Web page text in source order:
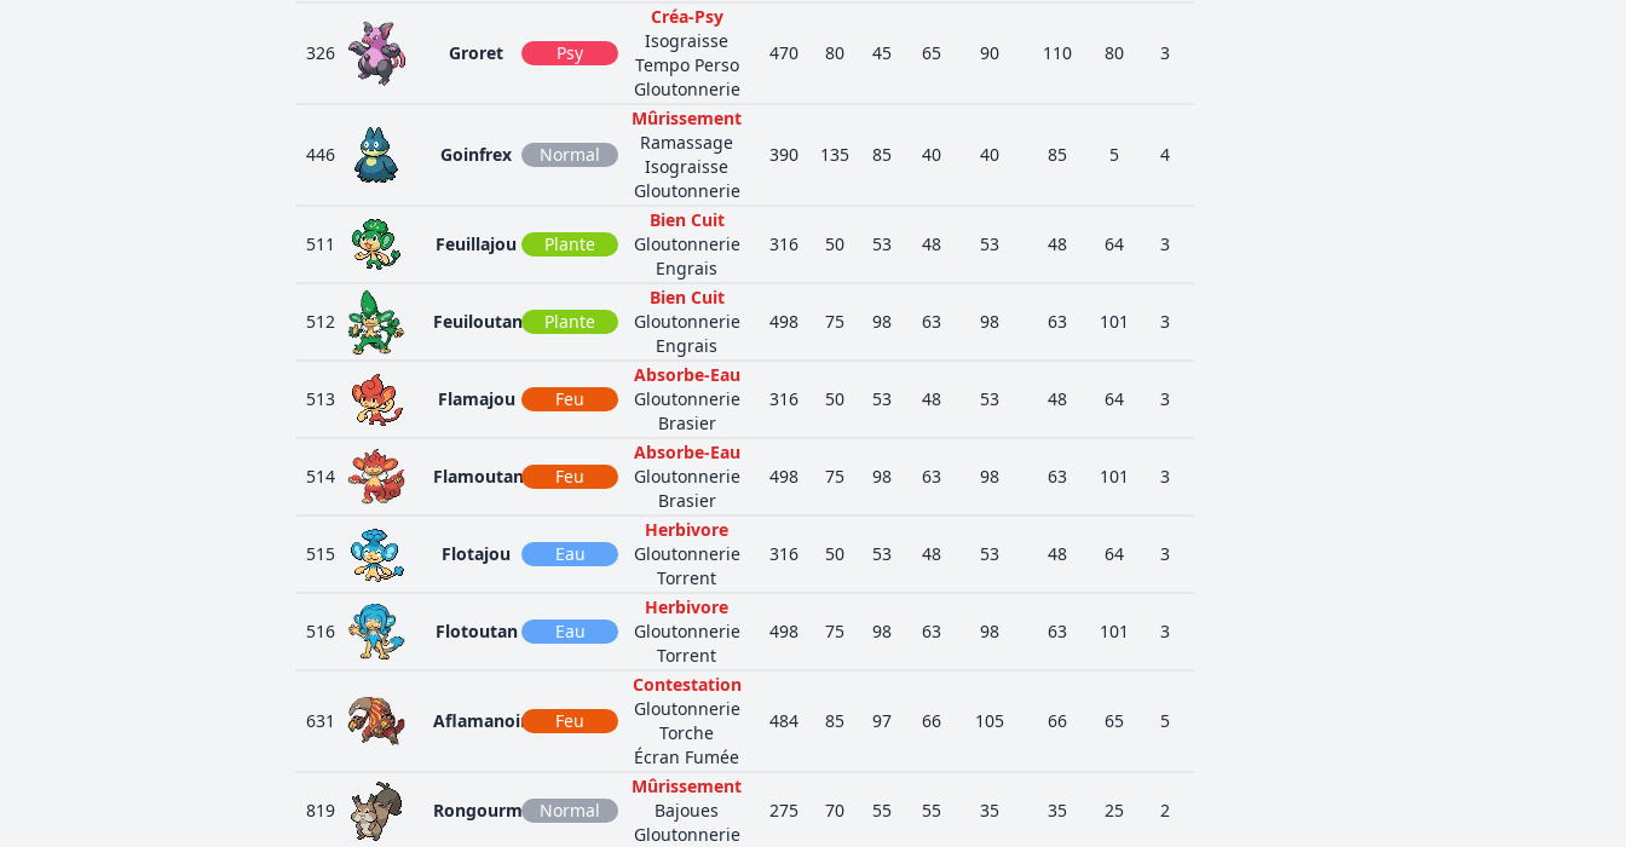
326 Groret Psy
Créa-Psy
Isograisse
Tempo Perso
Gloutonnerie
470 80 45 65 90 110 80 3
446 Goinfrex Normal
Mûrissement
Ramassage
Isograisse
Gloutonnerie
390 135 85 40 40 85 5 4
511 Feuillajou Plante
Bien Cuit
Gloutonnerie
Engrais
316 50 53 48 53 48 64 3
512 Feuiloutan Plante
Bien Cuit
Gloutonnerie
Engrais
498 75 98 63 98 63 101 3
513 Flamajou Feu
Absorbe-Eau
Gloutonnerie
Brasier
316 50 53 48 53 48 64 3
514 Flamoutan Feu
Absorbe-Eau
Gloutonnerie
Brasier
498 75 98 63 98 63 101 3
515 Flotajou Eau
Herbivore
Gloutonnerie
Torrent
316 50 53 48 53 48 64 3
516 Flotoutan Eau
Herbivore
Gloutonnerie
Torrent
498 75 98 63 98 63 101 3
631 Aflamanoir Feu
Contestation
Gloutonnerie
Torche
Écran Fumée
484 85 97 66 105 66 65 5
819 RongourmandNormal
Mûrissement
Bajoues
Gloutonnerie
275 70 55 55 35 35 25 2